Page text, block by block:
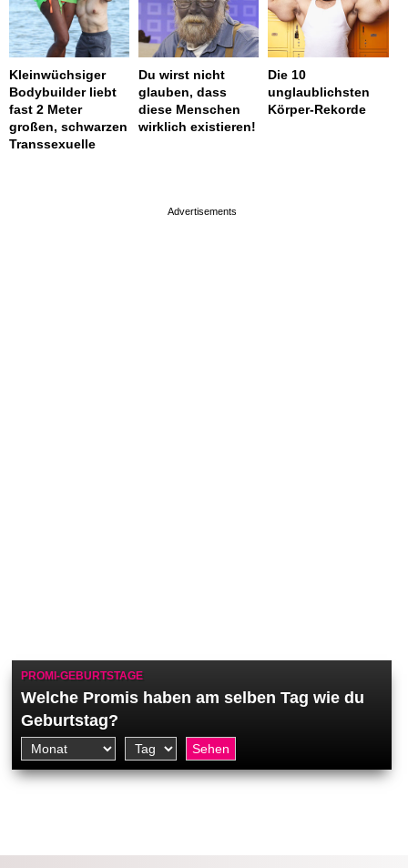
Kleinwüchsiger
Bodybuilder liebt
fast 2 Meter
großen, schwarzen
Transsexuelle
Du wirst nicht
glauben, dass
diese Menschen
wirklich existieren!
Die 10
unglaublichsten
Körper-Rekorde
PROMI-GEBURTSTAGE
Welche Promis haben am selben Tag wie du
Geburtstag?